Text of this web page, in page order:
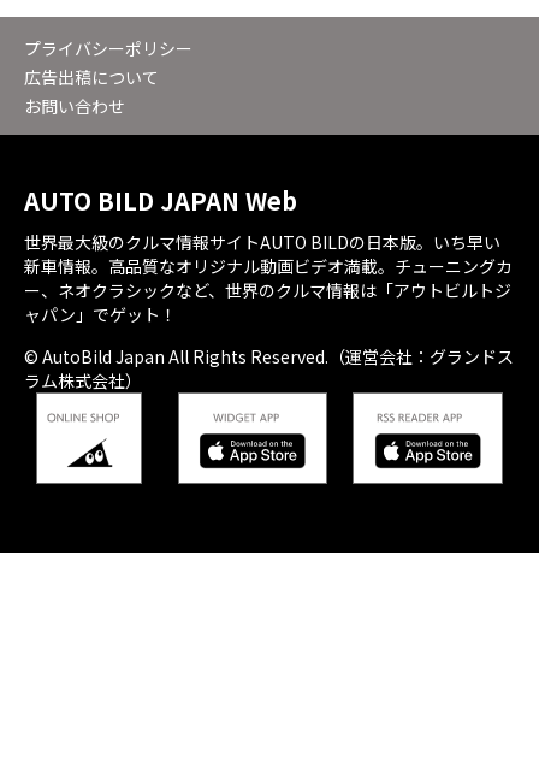
プライバシーポリシー
広告出稿について
お問い合わせ
AUTO BILD JAPAN Web
世界最大級のクルマ情報サイトAUTO BILDの日本版。いち早い
新車情報。高品質なオリジナル動画ビデオ満載。チューニングカ
ー、ネオクラシックなど、世界のクルマ情報は「アウトビルトジ
ャパン」でゲット！
© AutoBild Japan All Rights Reserved.（運営会社：グランドス
ラム株式会社）